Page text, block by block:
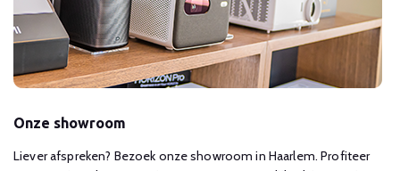
Onze showroom
Liever afspreken? Bezoek onze showroom in Haarlem. Profiteer